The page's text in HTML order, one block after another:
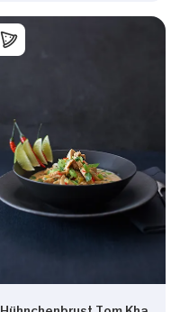
Hühnchenbrust Tom Kha